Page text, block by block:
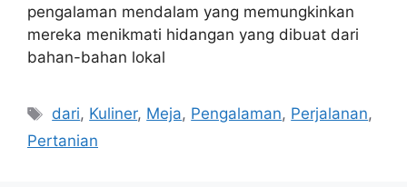
pengalaman mendalam yang memungkinkan
mereka menikmati hidangan yang dibuat dari
bahan-bahan lokal
Tags
dari, Kuliner, Meja, Pengalaman, Perjalanan,
Pertanian